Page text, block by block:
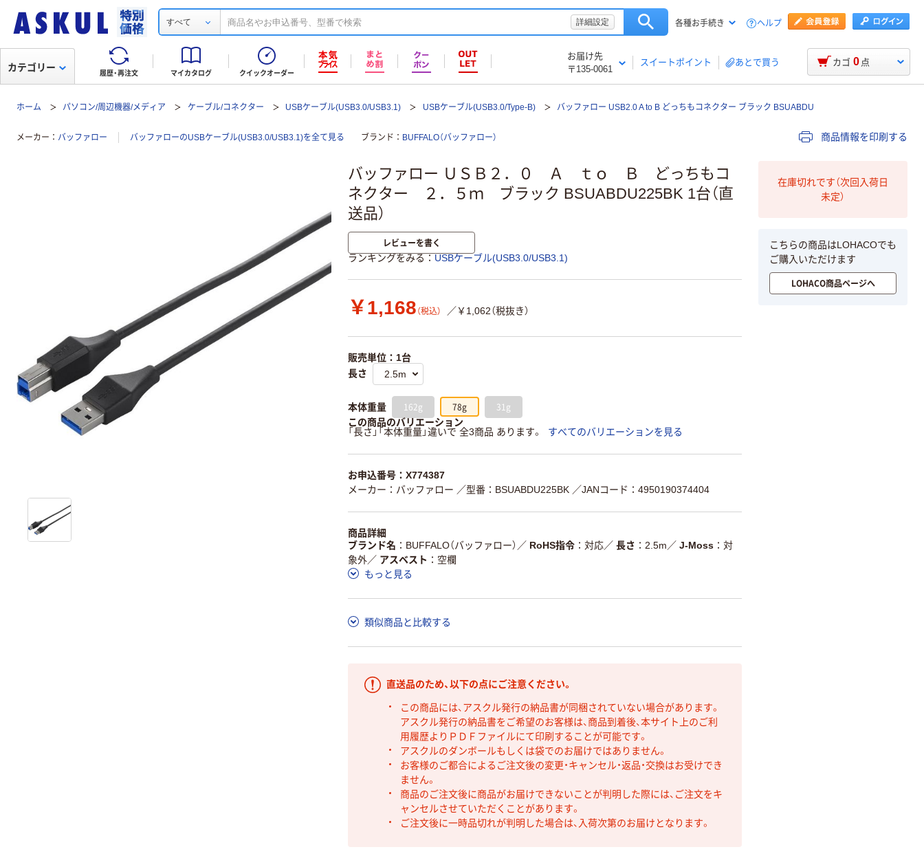
すべて 詳細設定 各種お手続き ヘルプ
履歴・再注文 マイカタログ クイックオーダー
お届け先
〒135-0061
スイートポイント あとで買う
カテゴリー カゴ 0 点
ホーム パソコン/周辺機器/メディア ケーブル/コネクター USBケーブル(USB3.0/USB3.1) USBケーブル(USB3.0/Type-B) バッファロー USB2.0 A to B どっちもコネクター ブラック BSUABDU
メーカー バッファロー バッファローのUSBケーブル(USB3.0/USB3.1)を全て見る ブランド BUFFALO（バッファロー） 商品情報を印刷する
バッファロー ＵＳＢ２．０ Ａ ｔｏ Ｂ どっちもコ
ネクター ２．５ｍ ブラック BSUABDU225BK 1台（直
送品）
レビューを書く
ランキングをみる USBケーブル(USB3.0/USB3.1)
￥1,168 （税込） ／￥1,062（税抜き）
販売単位：1台
長さ
本体重量 162g 78g 31g
この商品のバリエーション
「長さ」「本体重量」違いで 全3商品 あります。
すべてのバリエーションを見る
お申込番号：X774387
メーカー：バッファロー ／型番：BSUABDU225BK ／JANコード：4950190374404
商品詳細
ブランド名
BUFFALO（バッファロー） ／ RoHS指令 対応／ 長さ 2.5m ／ J-Moss
対
象外／ アスベスト
空欄
もっと見る
類似商品と比較する
直送品のため、以下の点にご注意ください。
この商品には、アスクル発行の納品書が同梱されていない場合があります。
アスクル発行の納品書をご希望のお客様は、商品到着後、本サイト上のご利
用履歴よりＰＤＦファイルにて印刷することが可能です。
アスクルのダンボールもしくは袋でのお届けではありません。
お客様のご都合によるご注文後の変更・キャンセル・返品・交換はお受けでき
ません。
商品のご注文後に商品がお届けできないことが判明した際には、ご注文をキ
ャンセルさせていただくことがあります。
ご注文後に一時品切れが判明した場合は、入荷次第のお届けとなります。
在庫切れです（次回入荷日
未定）
こちらの商品はLOHACOでも
ご購入いただけます
LOHACO商品ページへ